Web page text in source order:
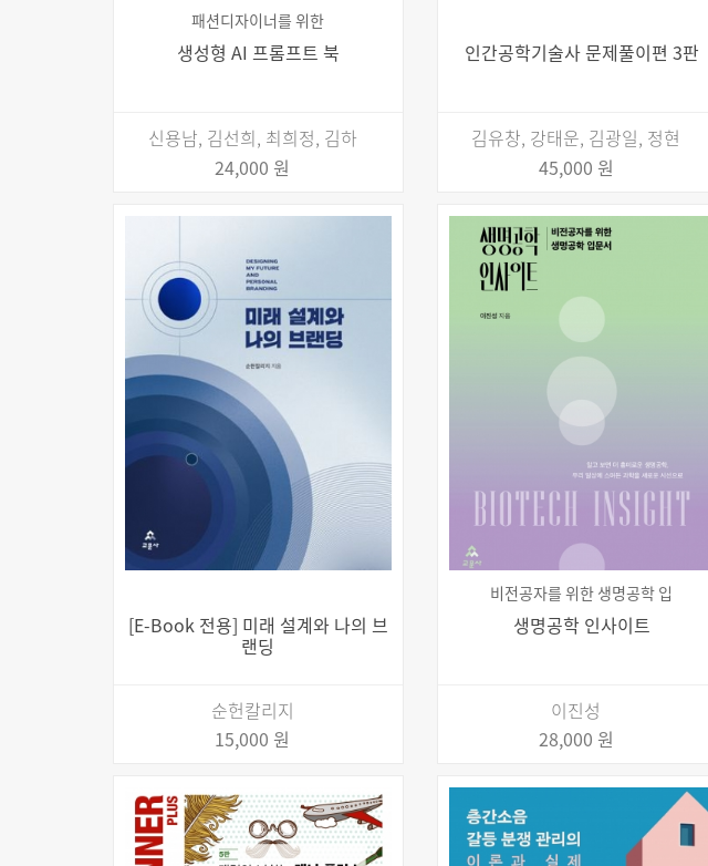
패션디자이너를 위한
생성형 AI 프롬프트 북
신용남, 김선희, 최희정, 김하
24,000 원
인간공학기술사 문제풀이편 3판
김유창, 강태운, 김광일, 정현
45,000 원
[E-Book 전용] 미래 설계와 나의 브
랜딩
순헌칼리지
15,000 원
비전공자를 위한 생명공학 입
생명공학 인사이트
이진성
28,000 원